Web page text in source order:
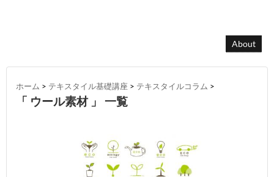
About
ホーム > テキスタイル基礎講座 > テキスタイルコラム >
「 ウール素材 」 一覧